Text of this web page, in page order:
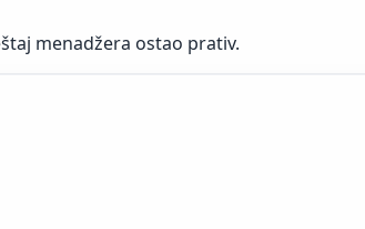
menadžera ostao prativ.